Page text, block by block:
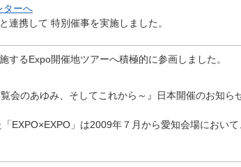
ーへ
携して 特別催事を実施しました。
するExpo開催地ツアーへ積極的に参画しました。
会のあゆみ、そしてこれから～』日本開催のお知ら
EXPO×EXPO」は2009年７月から愛知会場において